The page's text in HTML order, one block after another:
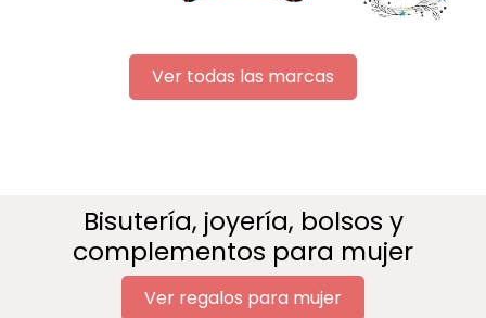
Ver todas las marcas
Bisutería, joyería, bolsos y
complementos para mujer
Ver regalos para mujer